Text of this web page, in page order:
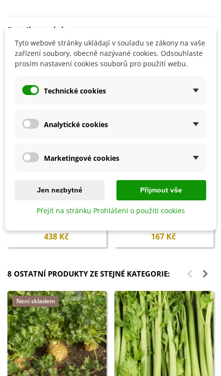
Detaily produktu
SOUVISEJÍCÍ PRODUKTY
Ptačí budka zelená Beach Hut
438 Kč
Hoštický hnůj kravský -
167 Kč
8 OSTATNÍ PRODUKTY ZE STEJNÉ KATEGORIE:
Není skladem
Tyto webové stránky ukládají v souladu se zákony na vaše
zařízení soubory, obecně nazývané cookies. Odsouhlaste
prosím nastavení cookies souborů pro použití webu.
Technické cookies
Analytické cookies
Marketingové cookies
Jen nezbytné Přijmout vše
Přejít na stránku Prohlášení o použití cookies